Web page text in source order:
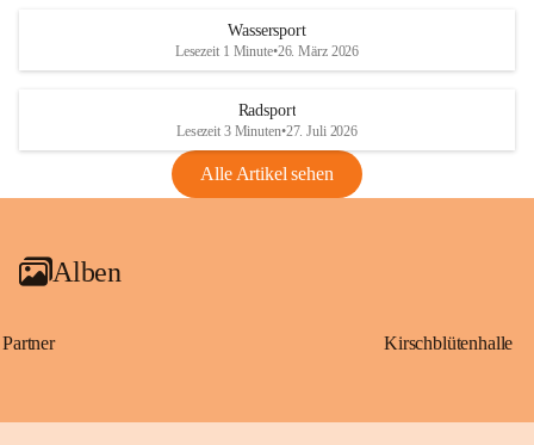
Anhang VBl. EU Nr. 18
1 Seite•1,4 MB
VBl. EU Nr. 18_2026
Wassersport
Lesezeit 1 Minute•26. März 2026
Radsport
Lesezeit 3 Minuten•27. Juli 2026
Alle Artikel sehen
Alben
Partner Kirschblütenhalle